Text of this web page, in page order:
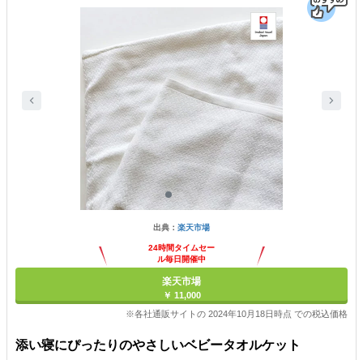
出典： 楽天市場
24時間タイムセー
ル毎日開催中
楽天市場
￥ 11,000
※各社通販サイトの 2024年10月18日時点 での税込価格
添い寝にぴったりのやさしいベビータオルケット